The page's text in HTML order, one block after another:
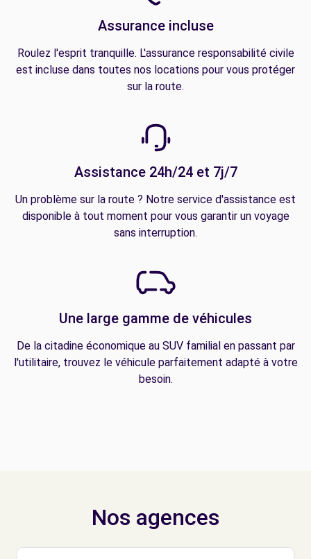
Assurance incluse
Roulez l'esprit tranquille. L'assurance responsabilité civile
est incluse dans toutes nos locations pour vous protéger
sur la route.
Assistance 24h/24 et 7j/7
Un problème sur la route ? Notre service d'assistance est
disponible à tout moment pour vous garantir un voyage
sans interruption.
Une large gamme de véhicules
De la citadine économique au SUV familial en passant par
l'utilitaire, trouvez le véhicule parfaitement adapté à votre
besoin.
Nos agences